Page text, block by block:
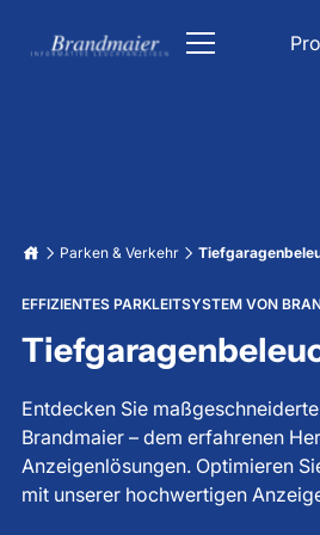
Bahn Anzeigetafel
Fahrgastinformation
Liedanzeige Kirche
Parken & Verkehr
Verkehrsleitsystem
Tiefgaragenbeleuchtung
Unfallfreie Tage Anzeige
Stoppuhr Großanzeige
Informationsanzeigen
Datum & Uhrzeit Anzeige
Wetterdatenanzeigen
Lichttechnik
LED Beleuchtung für
Über uns
Karriere
Parken & Verkehr
EFFIZIENTES PARKLEITSYSTEM VON
Entdecken Sie
Brandmaier – dem erfahrenen
Anzeigenlösungen. Optimieren
mit unserer hochwertigen